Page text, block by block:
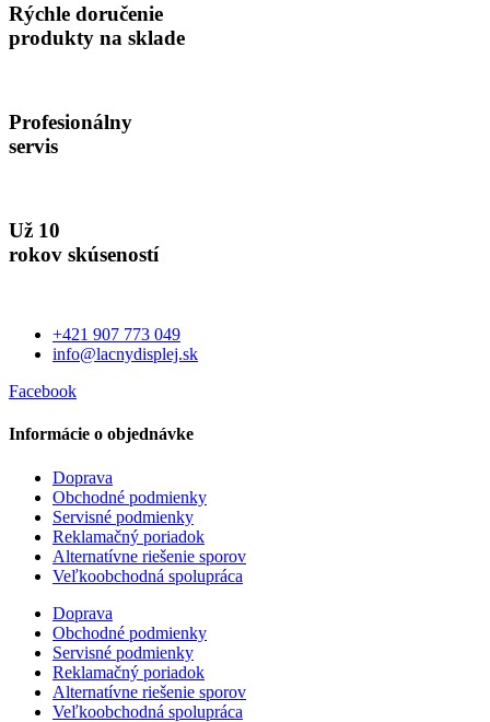
Rýchle doručenie
produkty na sklade
Profesionálny
servis
Už 10
rokov skúseností
+421 907 773 049
info@lacnydisplej.sk
Facebook
Informácie o objednávke
Doprava
Obchodné podmienky
Servisné podmienky
Reklamačný poriadok
Alternatívne riešenie sporov
Veľkoobchodná spolupráca
Doprava
Obchodné podmienky
Servisné podmienky
Reklamačný poriadok
Alternatívne riešenie sporov
Veľkoobchodná spolupráca